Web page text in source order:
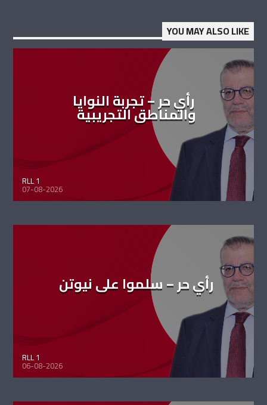
YOU MAY ALSO LIKE
رأي حر – تجربة النوايا
والمناطق التجريبية
RLL 1
07-08-2026
رأي حر – سلموا على نيوتن
RLL 1
06-08-2026